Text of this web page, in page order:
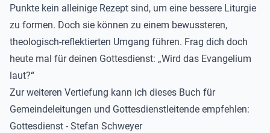
Punkte kein alleinige Rezept sind, um eine bessere Liturgie
zu formen. Doch sie können zu einem bewussteren,
theologisch-reflektierten Umgang führen. Frag dich doch
heute mal für deinen Gottesdienst: „Wird das Evangelium
laut?“
Zur weiteren Vertiefung kann ich dieses Buch für
Gemeindeleitungen und Gottesdienstleitende empfehlen:
Gottesdienst - Stefan Schweyer